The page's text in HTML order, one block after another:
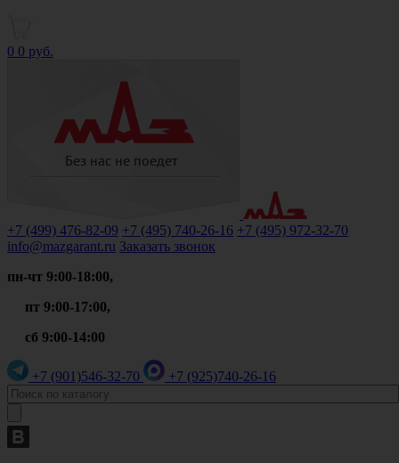
0 0 руб.
+7 (499) 476-82-09 +7 (495) 740-26-16 +7 (495) 972-32-70
info@mazgarant.ru Заказать звонок
пн-чт 9:00-18:00,
пт 9:00-17:00,
сб 9:00-14:00
+7 (901)546-32-70 +7 (925)740-26-16